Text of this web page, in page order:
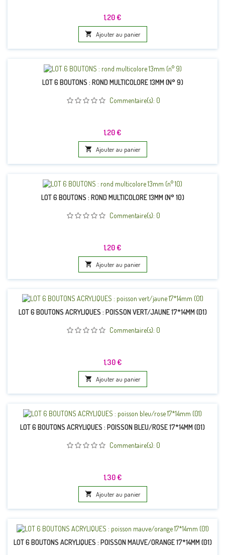
Prix
1,20 €
 Ajouter au panier
LOT 6 BOUTONS : ROND MULTICOLORE 13MM (N° 9)
Commentaire(s): 0
Prix
1,20 €
 Ajouter au panier
LOT 6 BOUTONS : ROND MULTICOLORE 13MM (N° 10)
Commentaire(s): 0
Prix
1,20 €
 Ajouter au panier
LOT 6 BOUTONS ACRYLIQUES : POISSON VERT/JAUNE 17*14MM (01)
Commentaire(s): 0
Prix
1,30 €
 Ajouter au panier
LOT 6 BOUTONS ACRYLIQUES : POISSON BLEU/ROSE 17*14MM (01)
Commentaire(s): 0
Prix
1,30 €
 Ajouter au panier
LOT 6 BOUTONS ACRYLIQUES : POISSON MAUVE/ORANGE 17*14MM (01)